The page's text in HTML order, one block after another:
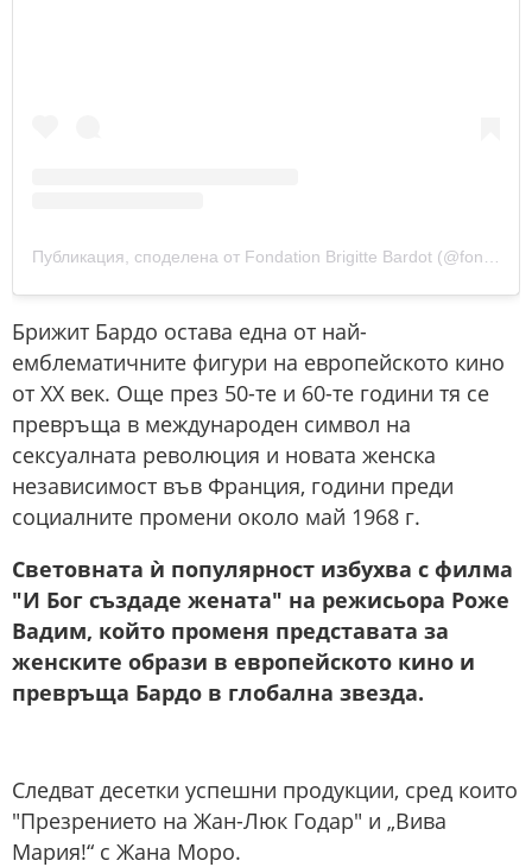
Брижит Бардо остава една от най-
емблематичните фигури на европейското кино
от XX век. Още през 50-те и 60-те години тя се
превръща в международен символ на
сексуалната революция и новата женска
независимост във Франция, години преди
социалните промени около май 1968 г.
Световната ѝ популярност избухва с филма
"И Бог създаде жената" на режисьора Роже
Вадим, който променя представата за
женските образи в европейското кино и
превръща Бардо в глобална звезда.
Следват десетки успешни продукции, сред които
"Презрението на Жан-Люк Годар" и „Вива
Мария!“ с Жана Моро.